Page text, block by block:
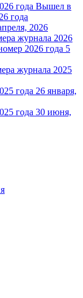
года Вышел в
года
2026
журнала 2026
2026 года 5
журнала 2025
года 26 января,
года 30 июня,